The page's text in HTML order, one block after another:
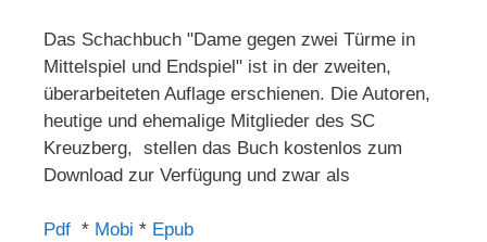
Das Schachbuch "Dame gegen zwei Türme in
Mittelspiel und Endspiel" ist in der zweiten,
überarbeiteten Auflage erschienen. Die Autoren,
heutige und ehemalige Mitglieder des SC
Kreuzberg, stellen das Buch kostenlos zum
Download zur Verfügung und zwar als
Pdf * Mobi * Epub